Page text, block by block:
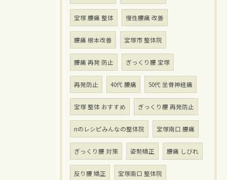
宝塚 腰痛 整体 慢性腰痛 改善
腰痛 根本改善 宝塚市 整体院
腰痛 再発 防止 ぎっくり腰 宝塚
再発防止 40代 腰痛 50代 坐骨神経痛
宝塚 整体 おすすめ ぎっくり腰 再発防止
nのレシピみんなの整体院 宝塚南口 腰痛
ぎっくり腰 対策 姿勢矯正 腰痛 しびれ
反り腰 矯正 宝塚南口 整体院